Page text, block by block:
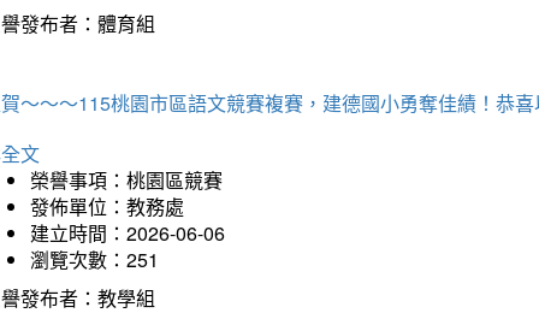
發布者：體育組
～～～115桃園市區語文競賽複賽，建德國小勇奪佳績！恭
文
榮譽事項：桃園區競賽
發佈單位：教務處
建立時間：2026-06-06
瀏覽次數：251
發布者：教學組